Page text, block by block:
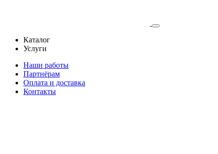
Каталог
Услуги
Наши работы
Партнёрам
Оплата и доставка
Контакты